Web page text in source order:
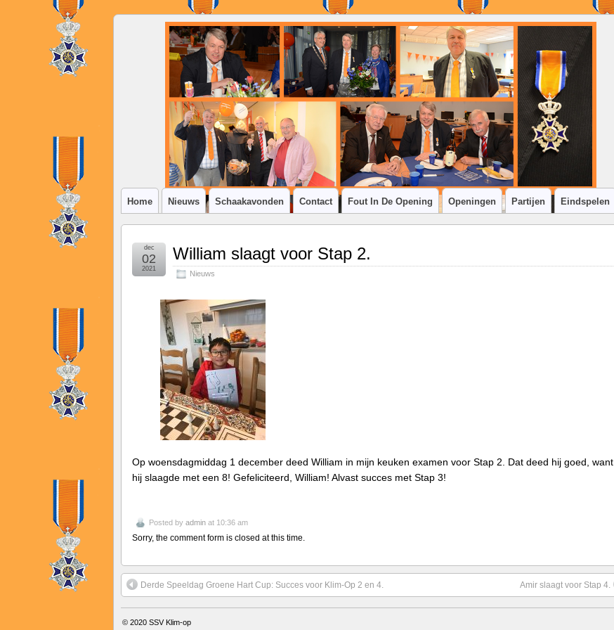
SSV
Klim-
Home Nieuws Schaakavonden Contact Fout In De Opening Openingen Partijen Eindspelen
William slaagt voor Stap 2.
Nieuws
dec
02
2021
Op woensdagmiddag 1 december deed William in mijn keuken examen voor Stap 2. Dat deed hij goed, want
hij slaagde met een 8! Gefeliciteerd, William! Alvast succes met Stap 3!
Posted by admin at 10:36 am
Sorry, the comment form is closed at this time.
Derde Speeldag Groene Hart Cup: Succes voor Klim-Op 2 en 4. Amir slaagt voor Stap 4.
© 2020 SSV Klim-op